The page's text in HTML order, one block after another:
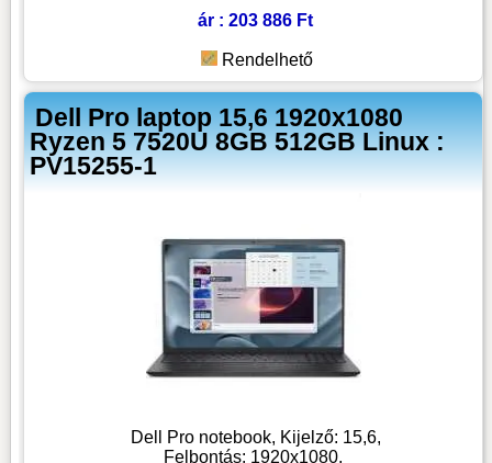
ár : 203 886 Ft
Rendelhető
Dell Pro laptop 15,6 1920x1080
Ryzen 5 7520U 8GB 512GB Linux :
PV15255-1
Dell Pro notebook, Kijelző: 15,6,
Felbontás: 1920x1080,